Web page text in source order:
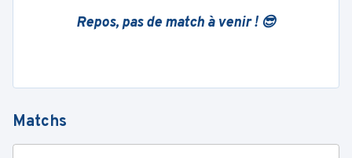
Repos, pas de match à venir ! 😎
Matchs